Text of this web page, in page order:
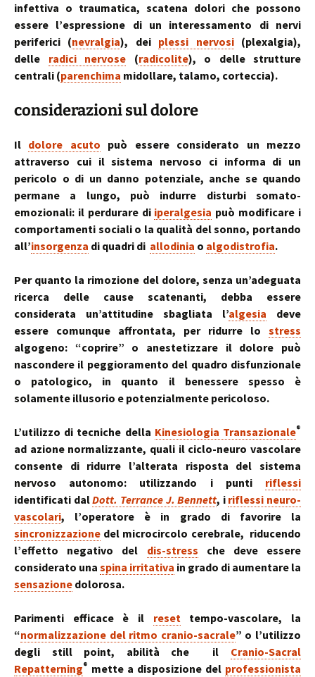
infettiva o traumatica, scatena dolori che possono
essere l’espressione di un interessamento di nervi
periferici (nevralgia), dei plessi nervosi(plexalgia),
delle radici nervose (radicolite), o delle strutture
centrali (parenchima midollare, talamo, corteccia).
considerazioni sul dolore
Il dolore acuto può essere considerato un mezzo
attraverso cui il sistema nervoso ci informa di un
pericolo o di un danno potenziale, anche se quando
permane a lungo, può indurre disturbi somato-
emozionali: il perdurare di iperalgesia può modificare i
comportamenti sociali o la qualità del sonno, portando
all’insorgenza di quadri di allodinia o algodistrofia.
Per quanto la rimozione del dolore, senza un’adeguata
ricerca delle cause scatenanti, debba essere
considerata un’attitudine sbagliata l’algesia deve
essere comunque affrontata, per ridurre lo stress
algogeno: “coprire” o anestetizzare il dolore può
nascondere il peggioramento del quadro disfunzionale
o patologico, in quanto il benessere spesso è
solamente illusorio e potenzialmente pericoloso.
L’utilizzo di tecniche della Kinesiologia Transazionale®
ad azione normalizzante, quali il ciclo-neuro vascolare
consente di ridurre l’alterata risposta del sistema
nervoso autonomo: utilizzando i punti riflessi
identificati dalDott. Terrance J. Bennett, i riflessi neuro-
vascolari, l’operatore è in grado di favorire la
sincronizzazione del microcircolo cerebrale, riducendo
l’effetto negativo del dis-stress che deve essere
considerato una spina irritativa in grado di aumentare la
sensazione dolorosa.
Parimenti efficace è il resettempo-vascolare, la
“normalizzazione del ritmo cranio-sacrale” o l’utilizzo
degli still point, abilità che il Cranio-Sacral
Repatterning® mette a disposizione del professionista